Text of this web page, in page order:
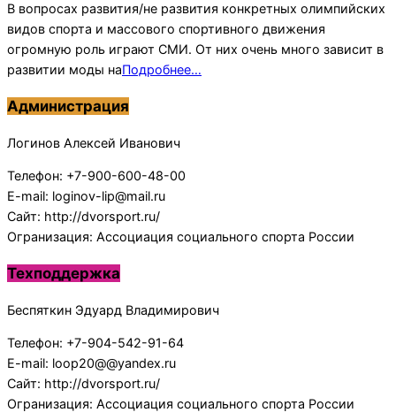
В вопросах развития/не развития конкретных олимпийских
видов спорта и массового спортивного движения
огромную роль играют СМИ. От них очень много зависит в
развитии моды наПодробнее…
Администрация
Логинов Алексей Иванович
Телефон: +7-900-600-48-00
E-mail: loginov-lip@mail.ru
Сайт: http://dvorsport.ru/
Огранизация: Ассоциация социального спорта России
Техподдержка
Беспяткин Эдуард Владимирович
Телефон: +7-904-542-91-64
E-mail: loop20@@yandex.ru
Сайт: http://dvorsport.ru/
Огранизация: Ассоциация социального спорта России